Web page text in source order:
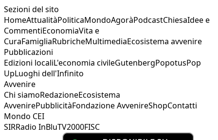
Sezioni del sito
HomeAttualitàPoliticaMondoAgoràPodcastChiesaIdee e
CommentiEconomiaVita e
CuraFamigliaRubricheMultimediaEcosistema avvenire
Pubblicazioni
Edizioni localiL'economia civileGutenbergPopotusPop
UpLuoghi dell'Infinito
Avvenire
Chi siamoRedazioneEcosistema
AvvenirePubblicitàFondazione AvvenireShopContatti
Mondo CEI
SIRRadio InBluTV2000FISC